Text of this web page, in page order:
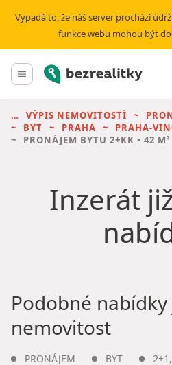
Vypadá to, že náš server prochází
funkce webu mohou být
Hlavní menu
Bezrealitky
VÝPIS NEMOVITOSTÍ
BYT
PRAHA
PRAHA-
PRONÁJEM BYTU 2+KK • 42 M²
Inzerát
Podobné
nemovitost
PRONÁJEM BYT 2+1 ,